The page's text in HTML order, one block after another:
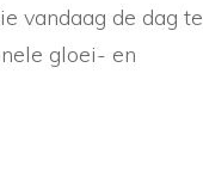
vandaag de dag te
gloei- en